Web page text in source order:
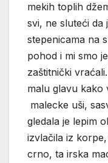
mekih toplih
svi, ne sluteći da
stepenicama na
pohod i mi smo
zaštitnički
malu glavu kako
malecke uši,
gledala je lepim
izvlačila iz
crno, ta irska